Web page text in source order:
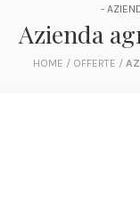
-
Azienda
HOME / OFFERTE /